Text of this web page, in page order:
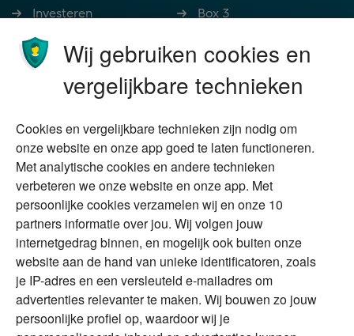
Investeren
Ondernemen
Stoppen met werken
Wonen
Box 3
Nalatenschap
Schenken
Duurzaam
Vermogensplanning
Tweede huis in
buitenland
DGA
Erfenis
Over Financial Focus
Specialisten
Financial Focus
magazine
The Exit Years
Contact
Alles voor en over vermogenden.
Wij gebruiken cookies en
vergelijkbare technieken
Cookies en vergelijkbare technieken zijn nodig om
onze website en onze app goed te laten functioneren.
Met analytische cookies en andere technieken
verbeteren we onze website en onze app. Met
persoonlijke cookies verzamelen wij en onze 10
partners informatie over jou. Wij volgen jouw
internetgedrag binnen, en mogelijk ook buiten onze
website aan de hand van unieke identificatoren, zoals
je IP-adres en een versleuteld e-mailadres om
advertenties relevanter te maken. Wij bouwen zo jouw
persoonlijke profiel op, waardoor wij je